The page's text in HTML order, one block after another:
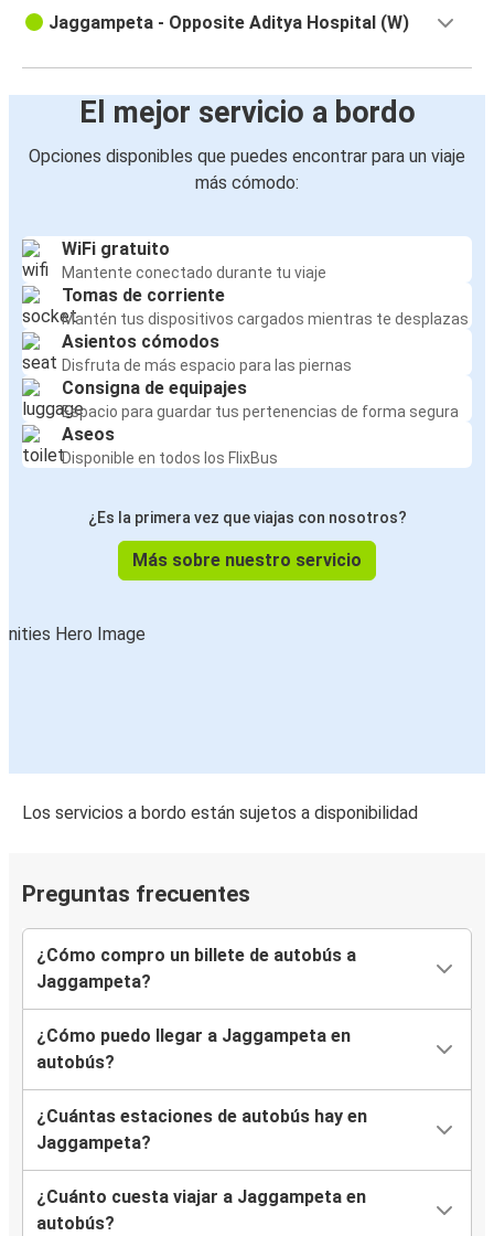
Jaggampeta - Opposite Aditya Hospital (W)
El mejor servicio a bordo
Opciones disponibles que puedes encontrar para un viaje
más cómodo:
WiFi gratuito
Mantente conectado durante tu viaje
Tomas de corriente
Mantén tus dispositivos cargados mientras te desplazas
Asientos cómodos
Disfruta de más espacio para las piernas
Consigna de equipajes
Espacio para guardar tus pertenencias de forma segura
Aseos
Disponible en todos los FlixBus
¿Es la primera vez que viajas con nosotros?
Más sobre nuestro servicio
Los servicios a bordo están sujetos a disponibilidad
Preguntas frecuentes
¿Cómo compro un billete de autobús a
Jaggampeta?
¿Cómo puedo llegar a Jaggampeta en
autobús?
¿Cuántas estaciones de autobús hay en
Jaggampeta?
¿Cuánto cuesta viajar a Jaggampeta en
autobús?